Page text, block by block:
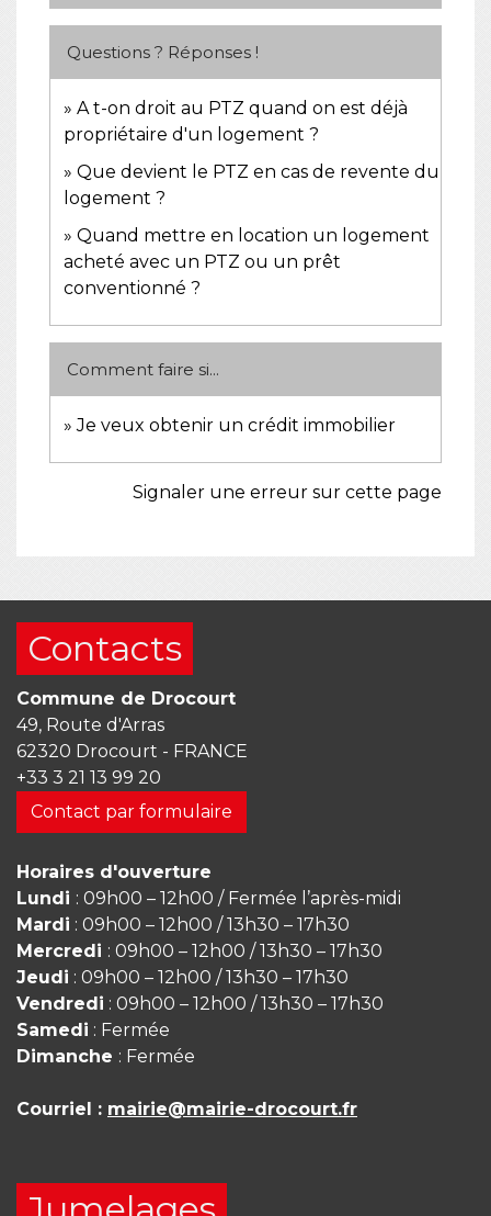
Questions ? Réponses !
A t-on droit au PTZ quand on est déjà
propriétaire d'un logement ?
Que devient le PTZ en cas de revente du
logement ?
Quand mettre en location un logement
acheté avec un PTZ ou un prêt
conventionné ?
Comment faire si...
Je veux obtenir un crédit immobilier
Signaler une erreur sur cette page
Contacts
Commune de Drocourt
49, Route d'Arras
62320 Drocourt - FRANCE
+33 3 21 13 99 20
Contact par formulaire
Horaires d'ouverture
Lundi : 09h00 – 12h00 / Fermée l’après-midi
Mardi : 09h00 – 12h00 / 13h30 – 17h30
Mercredi : 09h00 – 12h00 / 13h30 – 17h30
Jeudi : 09h00 – 12h00 / 13h30 – 17h30
Vendredi : 09h00 – 12h00 / 13h30 – 17h30
Samedi : Fermée
Dimanche : Fermée
Courriel : mairie@mairie-drocourt.fr